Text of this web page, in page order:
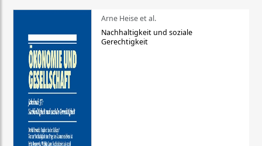
Arne Heise et al.
Nachhaltigkeit und soziale
Gerechtigkeit